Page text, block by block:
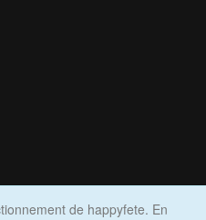
de happyfete. En